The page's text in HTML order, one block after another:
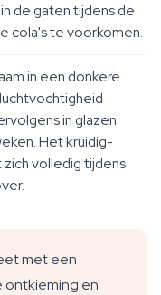
de gaten tijdens de
cola's te voorkomen.
in een donkere
in glazen
Het kruidig-
volledig tijdens
met een
en